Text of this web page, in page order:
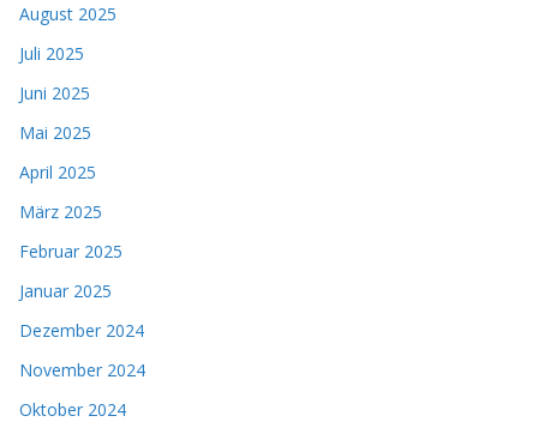
August 2025
Juli 2025
Juni 2025
Mai 2025
April 2025
März 2025
Februar 2025
Januar 2025
Dezember 2024
November 2024
Oktober 2024